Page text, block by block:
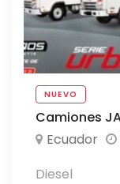
NUEVO
Camiones
Ecuador
Diesel